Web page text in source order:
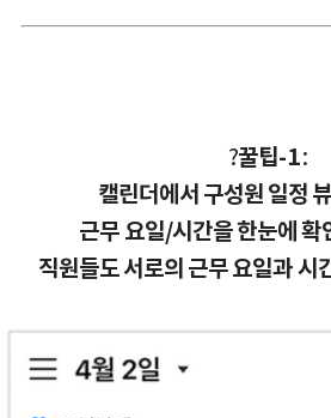
?꿀팁-1:
캘린더에서 구성원 일정
근무 요일/시간을 한눈에 확
직원들도 서로의 근무 요일과 시